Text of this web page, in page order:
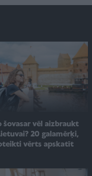
šovasar vēl aizbraukt
20 galamērķi,
vērts apskatīt